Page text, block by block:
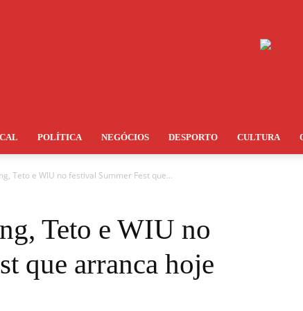
POLÍTICA NEGÓCIOS DESPORTO CULTURA
Teto e WIU no festival Summer Fest que...
Teto e WIU no
que arranca hoje